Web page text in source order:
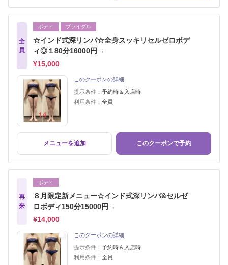
全
員
ボディ ブライダル
☆インド式深リンパ☆全身スッキリセルゼロボデ
ィ◎１80分16000円→
¥15,000
このクーポンの詳細
提示条件： 予約時＆入店時
利用条件： 全員
メニューを追加 このクーポンで予約
再
来
ボディ
８月限定新メニュー☆インド式深リンパ&セルゼ
ロボディ150分15000円→
¥14,000
このクーポンの詳細
提示条件： 予約時＆入店時
利用条件： 全員